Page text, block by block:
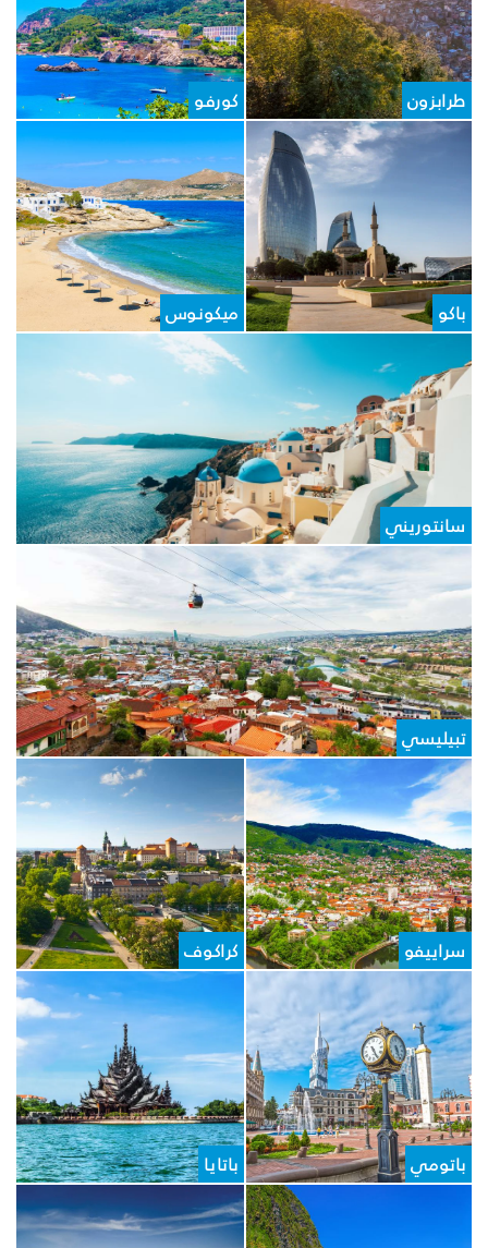
طرابزون كورفو
باكو ميكونوس
سانتوريني
تبيليسي
سراييفو كراكوف
باتومي باتايا